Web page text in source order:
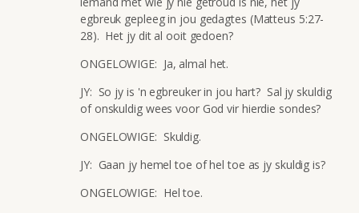
egbreuk gepleeg in jou gedagtes (Matteus 5:27-
28). Het jy dit al ooit gedoen?
ONGELOWIGE: Ja, almal het.
JY: So jy is 'n egbreuker in jou hart? Sal jy skuldig
of onskuldig wees voor God vir hierdie sondes?
ONGELOWIGE: Skuldig.
JY: Gaan jy hemel toe of hel toe as jy skuldig is?
ONGELOWIGE: Hel toe.